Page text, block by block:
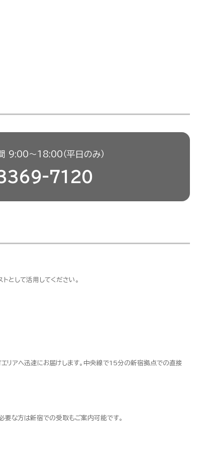
9:00〜18:00（平日のみ）
7120
として活用してください。
エリアへ迅速にお届けします。中央線で15分の新宿拠点での直接
要な方は新宿での受取もご案内可能です。